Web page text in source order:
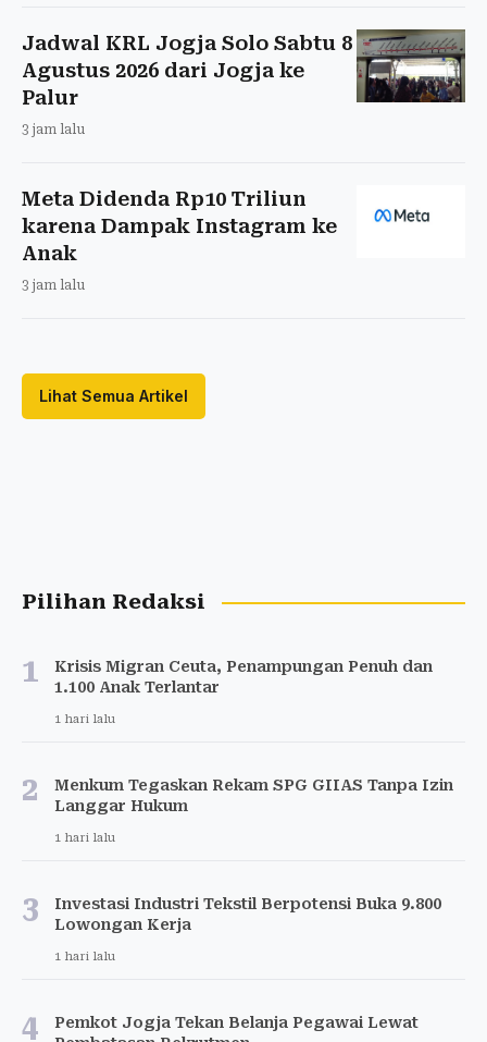
Jadwal KRL Jogja Solo Sabtu 8
Agustus 2026 dari Jogja ke
Palur
3 jam lalu
Meta Didenda Rp10 Triliun
karena Dampak Instagram ke
Anak
3 jam lalu
Lihat Semua Artikel
Pilihan Redaksi
1
Krisis Migran Ceuta, Penampungan Penuh dan
1.100 Anak Terlantar
1 hari lalu
2
Menkum Tegaskan Rekam SPG GIIAS Tanpa Izin
Langgar Hukum
1 hari lalu
3
Investasi Industri Tekstil Berpotensi Buka 9.800
Lowongan Kerja
1 hari lalu
4
Pemkot Jogja Tekan Belanja Pegawai Lewat